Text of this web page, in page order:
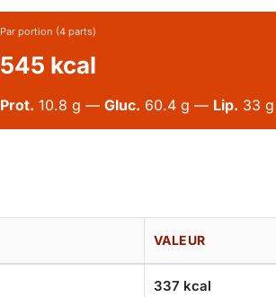
Par portion (4 parts)
545 kcal
Prot. 10.8 g —Gluc. 60.4 g — Lip. 33 g
VALEUR
337 kcal